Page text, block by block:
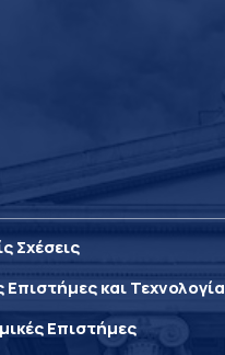
Σχέσεις
Επιστήμες και Τεχνολογία
Επιστήμες